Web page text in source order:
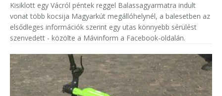
Kisiklott egy Vácról péntek reggel Balassagyarmatra indult
vonat több kocsija Magyarkút megállóhelynél, a balesetben az
elsődleges információk szerint egy utas könnyebb sérülést
szenvedett - közölte a Mávinform a Facebook-oldalán.